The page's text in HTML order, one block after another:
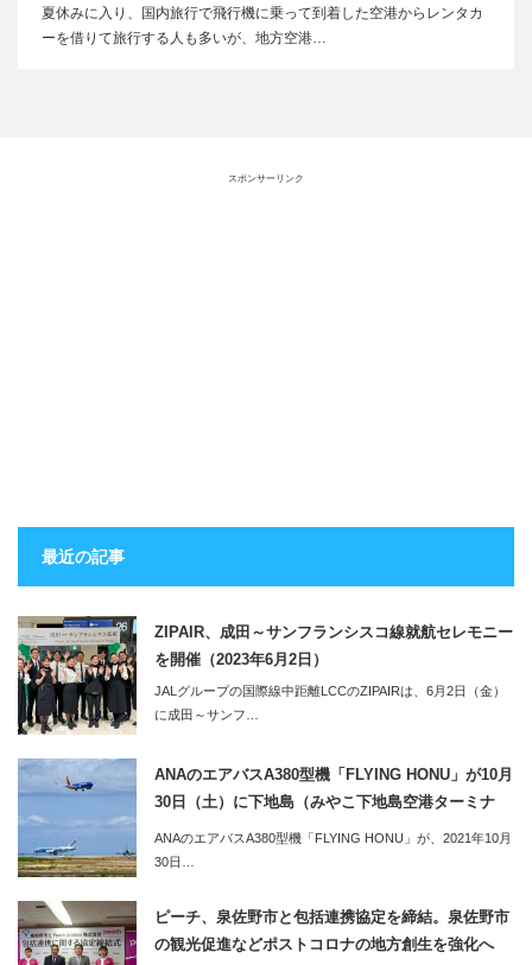
夏休みに入り、国内旅行で飛行機に乗って到着した空港からレンタカ
ーを借りて旅行する人も多いが、地方空港…
スポンサーリンク
最近の記事
ZIPAIR、成田～サンフランシスコ線就航セレモニー
を開催（2023年6月2日）
JALグループの国際線中距離LCCのZIPAIRは、6月2日（金）
に成田～サンフ…
ANAのエアバスA380型機「FLYING HONU」が10月
30日（土）に下地島（みやこ下地島空港ターミナ
ル）へ。同便利用のツアーの2泊3日のツアーも販売
開始
ANAのエアバスA380型機「FLYING HONU」が、2021年10月
30日…
ピーチ、泉佐野市と包括連携協定を締結。泉佐野市
の観光促進などポストコロナの地方創生を強化へ